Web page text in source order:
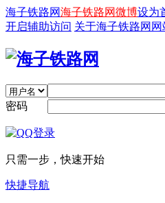
海子铁路网海子铁路网微博设为
开启辅助访问 关于海子铁路网 网
密码
只需一步，快速开始
快捷导航